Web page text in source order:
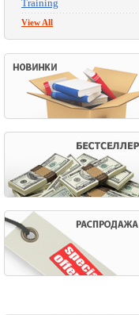
Training
View All